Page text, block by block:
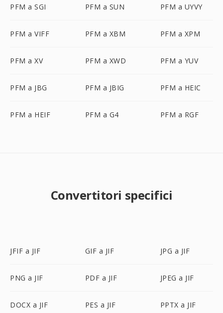
PFM a SGI PFM a SUN PFM a UYVY
PFM a VIFF PFM a XBM PFM a XPM
PFM a XV PFM a XWD PFM a YUV
PFM a JBG PFM a JBIG PFM a HEIC
PFM a HEIF PFM a G4 PFM a RGF
Convertitori specifici
JFIF a JIF GIF a JIF JPG a JIF
PNG a JIF PDF a JIF JPEG a JIF
DOCX a JIF PES a JIF PPTX a JIF